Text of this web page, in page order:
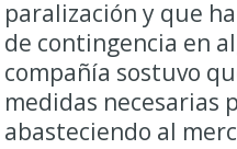
paralización y que
de contingencia en
compañía sostuvo
medidas necesarias
abasteciendo al